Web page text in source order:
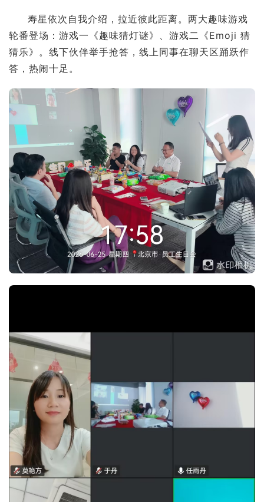
寿星依次自我介绍，拉近彼此距离。两大趣味游戏
轮番登场：游戏一《趣味猜灯谜》、游戏二《Emoji 猜
猜乐》。线下伙伴举手抢答，线上同事在聊天区踊跃作
答，热闹十足。